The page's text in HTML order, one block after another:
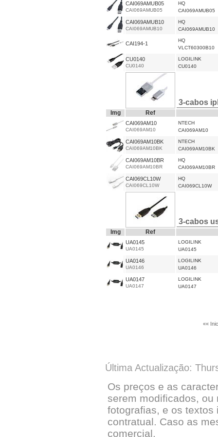
CAI069AMUB05
CAI069AMUB05
HQ
CAI069AMUB05
CAI069AMUB10
CAI069AMUB10
HQ
CAI069AMUB10
CAI194-1
HQ
VLCT60300B10
CU0140
CU0140
LOGILINK
CU0140
3-cabos
Img Ref
CAI069AM10
CAI069AM10
NTECH
CAI069AM10
CAI069AM10BK
CAI069AM10BK
NTECH
CAI069AM10BK
CAI069AM10BR
CAI069AM10BR
HQ
CAI069AM10BR
CAI069CL10W
CAI069CL10W
HQ
CAI069CL10W
3-cabos
Img Ref
UA0145
UA0145
LOGILINK
UA0145
UA0146
UA0146
LOGILINK
UA0146
UA0147
UA0147
LOGILINK
UA0147
««
Última Actualização:
Os preços e as
serem modificados, ou
fotografias, e os
contratual. Caso as
comercial.